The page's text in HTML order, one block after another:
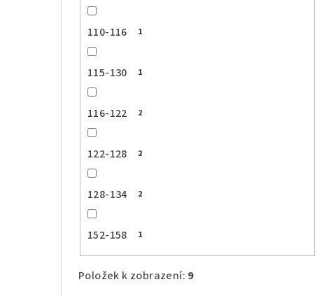
110-116 1
115-130 1
116-122 2
122-128 2
128-134 2
152-158 1
Položek k zobrazení: 9